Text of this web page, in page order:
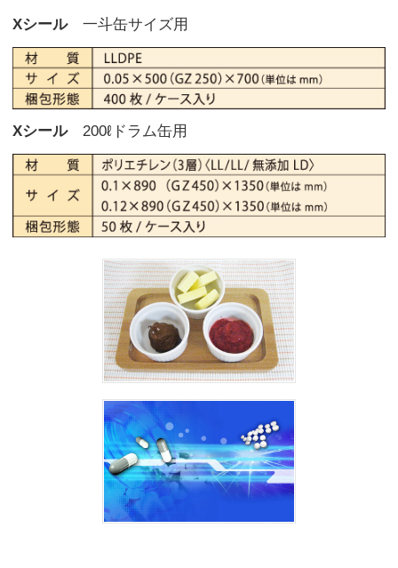
Xシール一斗缶サイズ用
Xシール200ℓドラム缶用